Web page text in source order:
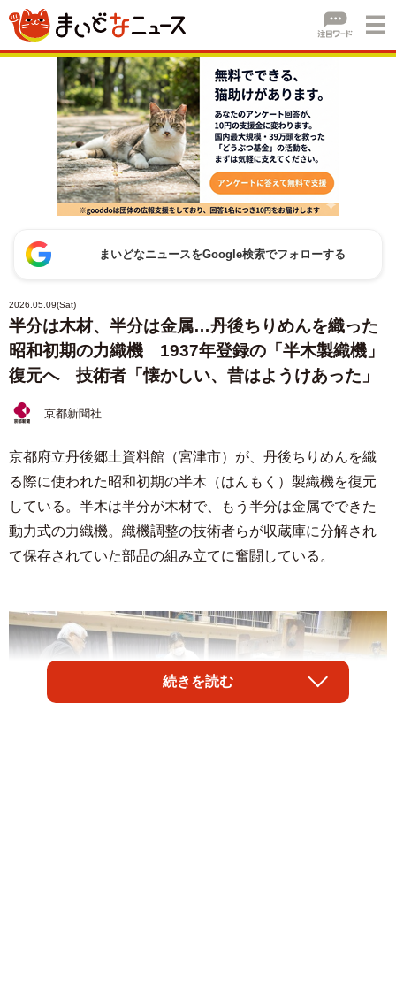
まいどなニュースをGoogle検索でフォローする
2026.05.09(Sat)
半分は木材、半分は金属…丹後ちりめんを織った
昭和初期の力織機 1937年登録の「半木製織機」
復元へ 技術者「懐かしい、昔はようけあった」
京都新聞社
京都府立丹後郷土資料館（宮津市）が、丹後ちりめんを織
る際に使われた昭和初期の半木（はんもく）製織機を復元
している。半木は半分が木材で、もう半分は金属でできた
動力式の力織機。織機調整の技術者らが収蔵庫に分解され
て保存されていた部品の組み立てに奮闘している。
続きを読む